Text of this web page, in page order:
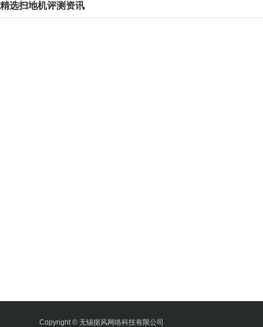
精选扫地机评测资讯
Copyright © 无锡据风网络科技有限公司